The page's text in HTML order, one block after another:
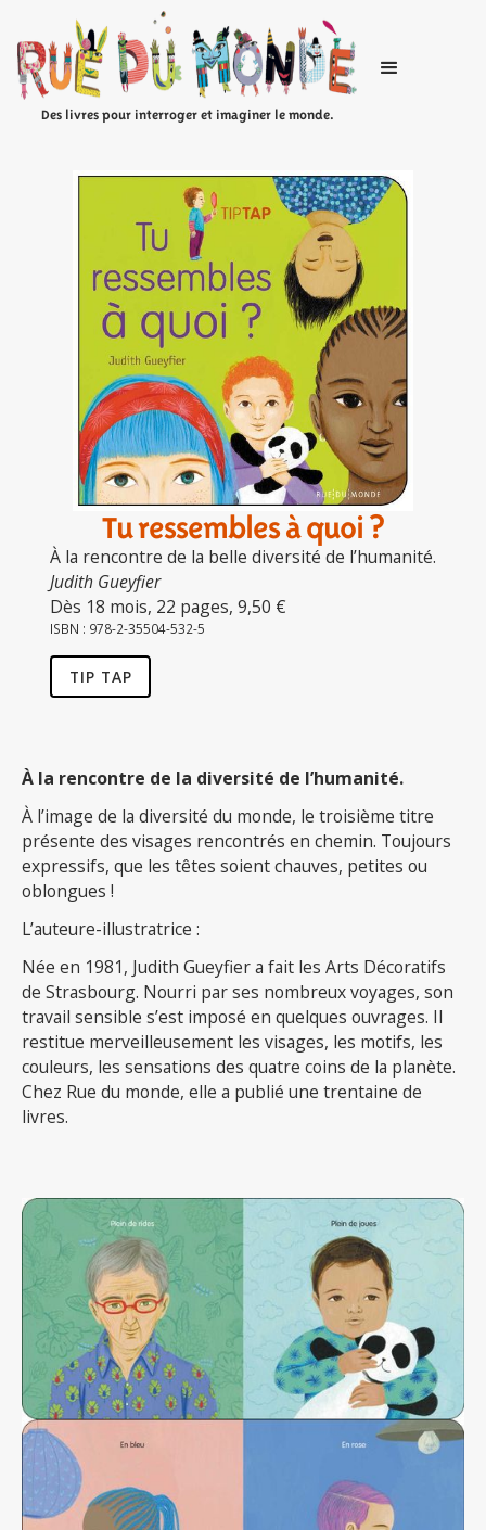
Des livres pour interroger et imaginer le monde.
Tu ressembles à quoi ?
À la rencontre de la belle diversité de l’humanité.
Judith Gueyfier
Dès 18 mois, 22 pages, 9,50 €
ISBN : 978-2-35504-532-5
TIP TAP
À la rencontre de la diversité de l’humanité.
À l’image de la diversité du monde, le troisième titre
présente des visages rencontrés en chemin. Toujours
expressifs, que les têtes soient chauves, petites ou
oblongues !
L’auteure-illustratrice :
Née en 1981, Judith Gueyfier a fait les Arts Décoratifs
de Strasbourg. Nourri par ses nombreux voyages, son
travail sensible s’est imposé en quelques ouvrages. Il
restitue merveilleusement les visages, les motifs, les
couleurs, les sensations des quatre coins de la planète.
Chez Rue du monde, elle a publié une trentaine de
livres.